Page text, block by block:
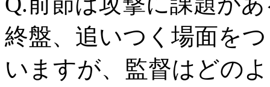
終盤、追いつく場面を
いますが、監督はどの